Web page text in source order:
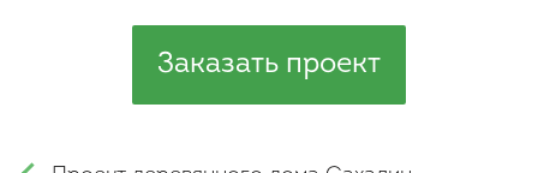
Заказать проект